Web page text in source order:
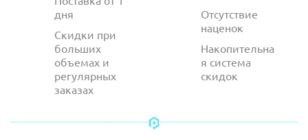
дня
Скидки при
больших
объемах и
регулярных
заказах
Отсутствие
наценок
Накопительна
я система
скидок